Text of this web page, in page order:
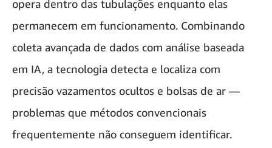
opera dentro das tubulações enquanto elas
permanecem em funcionamento. Combinando
coleta avançada de dados com análise baseada
em IA, a tecnologia detecta e localiza com
precisão vazamentos ocultos e bolsas de ar —
problemas que métodos convencionais
frequentemente não conseguem identificar.